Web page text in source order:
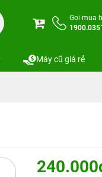
Gọi mua
1900.0351
Máy cũ giá rẻ